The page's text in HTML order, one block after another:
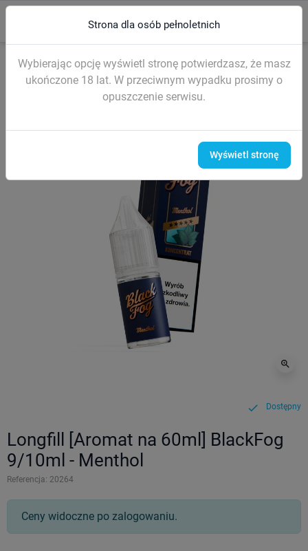
search
Strona główna LONGFILLE Longfill [aromat na 60ml] - BlackFog 9/
zoom_in
check Dostępny
Longfill [Aromat na 60ml] BlackFog
9/10ml - Menthol
Referencja: 20264
Ceny widoczne po zalogowaniu.
Strona dla osób pełnoletnich
Wybierając opcję wyświetl stronę potwierdzasz, że masz
ukończone 18 lat. W przeciwnym wypadku prosimy o
opuszczenie serwisu.
Wyświetl stronę